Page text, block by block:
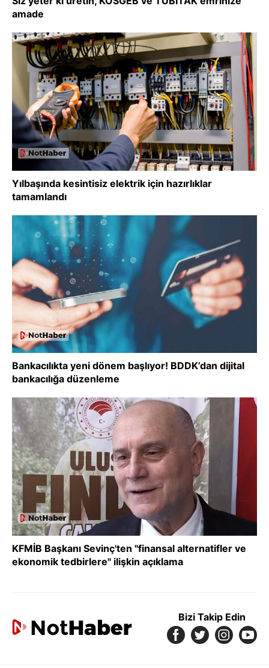
amade
Yılbaşında kesintisiz elektrik için hazırlıklar
tamamlandı
Bankacılıkta yeni dönem başlıyor! BDDK’dan dijital
bankacılığa düzenleme
KFMİB Başkanı Sevinç'ten "finansal alternatifler ve
ekonomik tedbirlere" ilişkin açıklama
Bizi Takip Edin